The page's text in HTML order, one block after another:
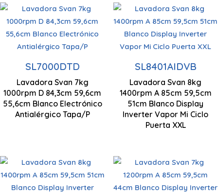
SL7000DTD
Lavadora Svan 7kg
1000rpm D 84,3cm 59,6cm
55,6cm Blanco Electrónico
Antialérgico Tapa/P
Capacidad carga
7 kg
1000 rpm
Control
Electrónico
Antialérgico
843 x 596 x 556
mm
SL8401AIDVB
Lavadora Svan 8kg
1400rpm A 85cm 59,5cm
51cm Blanco Display
Inverter Vapor Mi Ciclo
Puerta XXL
Capacidad carga
1400 rpm
Motor Inverter
Capacidad carga
850 x 595 x 440